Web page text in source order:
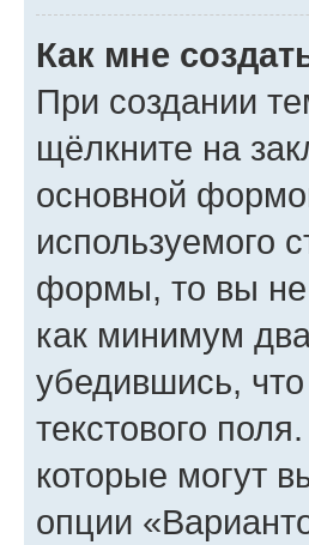
Как мне
При создании
щёлкните на
основной
используемого
формы, то вы не
как минимум
убедившись,
текстового
которые могут
опции